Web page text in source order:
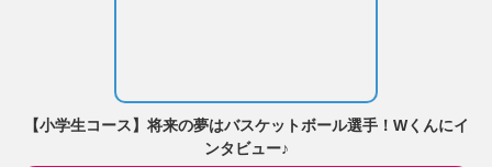
【小学生コース】将来の夢はバスケットボール選手！Wくんにイ
ンタビュー♪